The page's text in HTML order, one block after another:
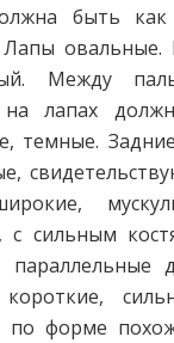
быть
Лапы
Между
на лапах
темные.
с сильным
параллельные
короткие,
по форме